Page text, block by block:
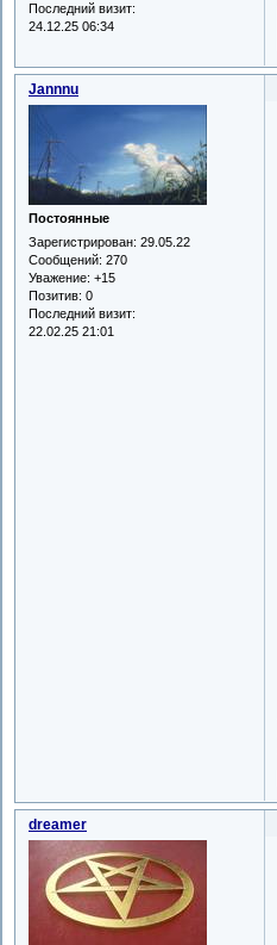
Последний визит:
24.12.25 06:34
Jannnu
Постоянные
Зарегистрирован: 29.05.22
Сообщений: 270
Уважение: +15
Позитив: 0
Последний визит:
22.02.25 21:01
dreamer